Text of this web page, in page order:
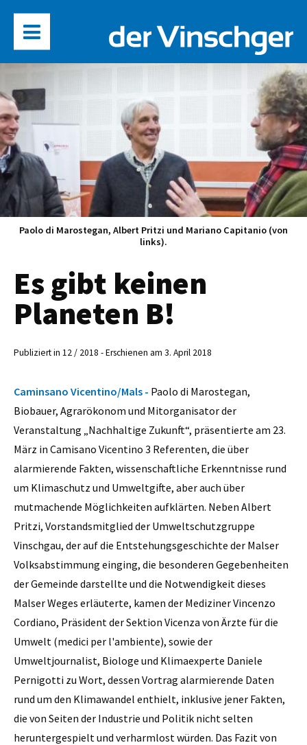
Paolo di Marostegan, Albert Pritzi und Mariano Capitanio (von
links).
Es gibt keinen
Planeten B!
Publiziert in 12 / 2018 - Erschienen am 3. April 2018
Caminsano Vicentino/Mals - Paolo di Marostegan,
Biobauer, Agrarökonom und Mitorganisator der
Veranstaltung „Nachhaltige Zukunft“, präsentierte am 23.
März in Camisano Vicentino 3 Referenten, die über
alarmierende Fakten, wissenschaftliche Erkenntnisse rund
um Klimaschutz und Umweltgifte, aber auch über
mutmachende Möglichkeiten aufklärten. Neben Albert
Pritzi, Vorstandsmitglied der Umweltschutzgruppe
Vinschgau, der auf die Entstehungsgeschichte der Malser
Volksabstimmung einging, die besonderen Gegebenheiten
der Gemeinde darstellte und die Notwendigkeit dieses
Malser Weges erläuterte, kamen der Mediziner Vincenzo
Cordiano, Präsident der Sektion Vicenza von Ärzte für die
Umwelt (medici per l'ambiente), sowie der
Umweltjournalist, Biologe und Klimaexperte Daniele
Pernigotti zu Wort, dessen Vortrag alarmierende Daten
rund um den Klimawandel enthielt, inklusive jener Fakten,
die von Seiten der Industrie und Politik nicht selten
heruntergespielt und verharmlost würden. Das Fazit von